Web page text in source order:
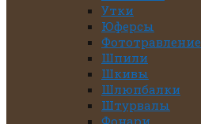
Утки
Юферсы
Фототравление
Шпили
Шкивы
Шлюпбалки
Штурвалы
Фонари